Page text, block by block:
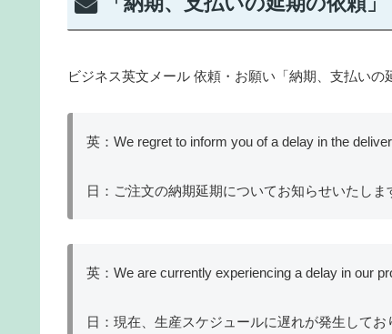
ビジネス英文メール 依頼・お願い「納期、支払い
英：We regret to inform you of a delay in the
日：ご注文の納期延期についてお知らせいたしま
英：We are currently experiencing a delay in our
日：現在、生産スケジュールに遅れが発生してお